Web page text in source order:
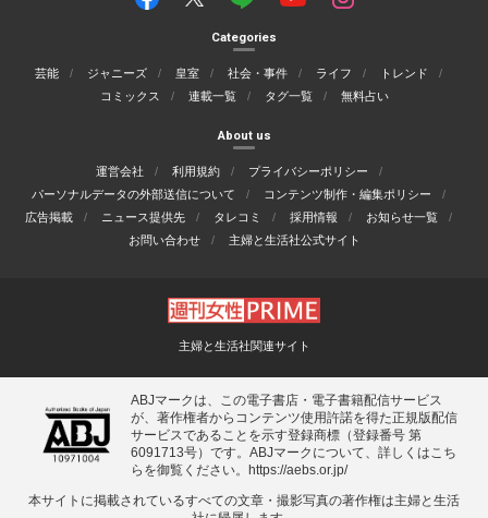
Categories
芸能 ジャニーズ 皇室 社会・事件 ライフ
トレンド
コミックス
連載一覧 タグ一覧 無料占い
About us
運営会社 利用規約
プライバシーポリシー
パーソナルデータの外部送信について
コンテンツ制作・編集ポリシー
広告掲載
ニュース提供先 タレコミ 採用情報
お知らせ一覧
お問い合わせ
主婦と生活社公式サイト
主婦と生活社関連サイト
ABJマークは、この電子書店・電子書籍配信サービス
が、著作権者からコンテンツ使用許諾を得た正規版配信
サービスであることを示す登録商標（登録番号 第
6091713号）です。ABJマークについて、詳しくはこち
らを御覧ください。 https://aebs.or.jp/
本サイトに掲載されているすべての⽂章・撮影写真の著作権は主婦と⽣活